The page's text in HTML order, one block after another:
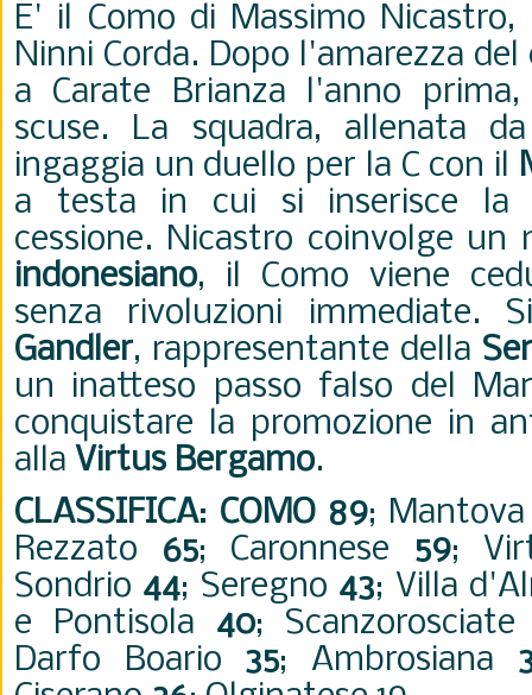
E' il Como di Massimo Nicastro,
Ninni Corda. Dopo l'amarezza
a Carate Brianza l'anno
scuse. La squadra, allenata
ingaggia un duello per la C con il
a testa in cui si inserisce la
cessione. Nicastro coinvolge un
indonesiano, il Como viene
senza rivoluzioni immediate.
Gandler, rappresentante della
un inatteso passo falso del
conquistare la promozione in
alla Virtus Bergamo.
CLASSIFICA: COMO 89;
Rezzato 65; Caronnese 59;
Sondrio 44; Seregno 43; Villa
e Pontisola 40;
Darfo Boario 35; Ambrosiana